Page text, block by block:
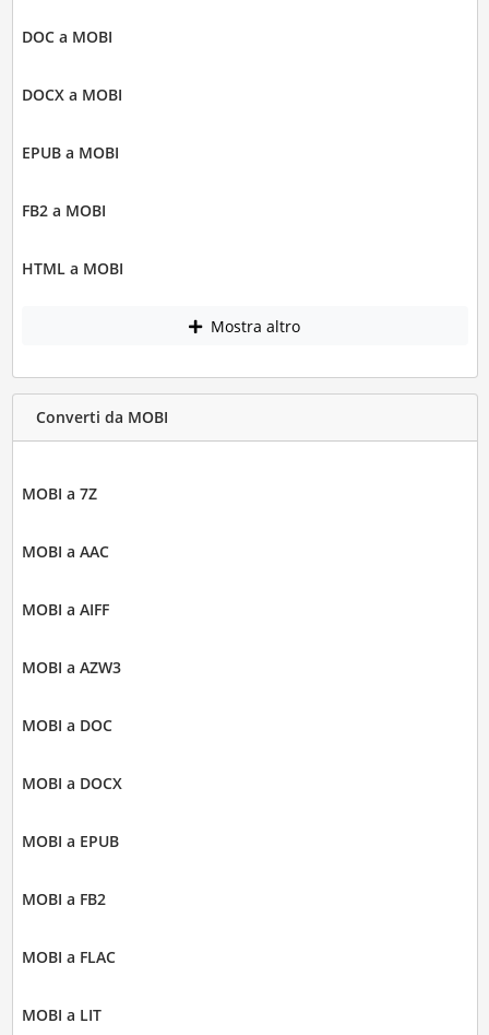
DOC a MOBI
DOCX a MOBI
EPUB a MOBI
FB2 a MOBI
HTML a MOBI
Mostra altro
Converti da MOBI
MOBI a 7Z
MOBI a AAC
MOBI a AIFF
MOBI a AZW3
MOBI a DOC
MOBI a DOCX
MOBI a EPUB
MOBI a FB2
MOBI a FLAC
MOBI a LIT